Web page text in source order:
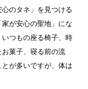
のタネ」を見つける
が安心の聖地」にな
つもの座る椅子、時
菓子、寝る前の流
が多いですが、体は